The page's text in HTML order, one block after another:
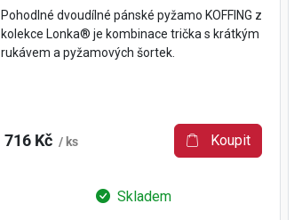
Pohodlné dvoudílné pánské pyžamo KOFFING z
kolekce Lonka® je kombinace trička s krátkým
rukávem a pyžamových šortek.
716 Kč / ks Koupit
Skladem